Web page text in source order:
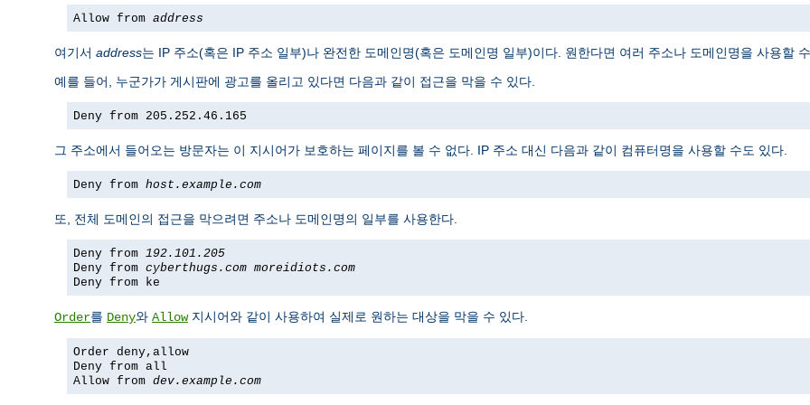
Allow from address
여기서 address는 IP 주소(혹은 IP 주소 일부)나 완전한 도메인명(혹은 도메인명 일부)이다. 원한다면 여러 주소나 도메인명을 사용할
예를 들어, 누군가가 게시판에 광고를 올리고 있다면 다음과 같이 접근을 막을 수 있다.
Deny from 205.252.46.165
그 주소에서 들어오는 방문자는 이 지시어가 보호하는 페이지를 볼 수 없다. IP 주소 대신 다음과 같이 컴퓨터명을 사용할 수도 있다.
Deny from host.example.com
또, 전체 도메인의 접근을 막으려면 주소나 도메인명의 일부를 사용한다.
Deny from 192.101.205
Deny from cyberthugs.com moreidiots.com
Deny from ke
Order를 Deny와 Allow지시어와 같이 사용하여 실제로 원하는 대상을 막을 수 있다.
Order deny,allow
Deny from all
Allow from dev.example.com